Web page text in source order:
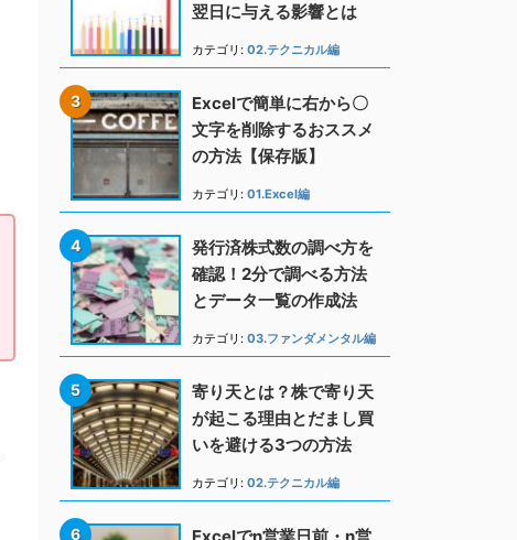
翌日に与える影響とは
カテゴリ: 02.テクニカル編
Excelで簡単に右から〇
文字を削除するおススメ
の方法【保存版】
カテゴリ: 01.Excel編
発行済株式数の調べ方を
確認！2分で調べる方法
とデータ一覧の作成法
カテゴリ: 03.ファンダメンタル編
寄り天とは？株で寄り天
が起こる理由とだまし買
いを避ける3つの方法
カテゴリ: 02.テクニカル編